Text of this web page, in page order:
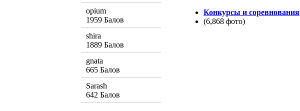
Конкурсы и соревнования
(6,868 фото)
opium
1959 Балов
shira
1889 Балов
gnata
665 Балов
Sarash
642 Балов